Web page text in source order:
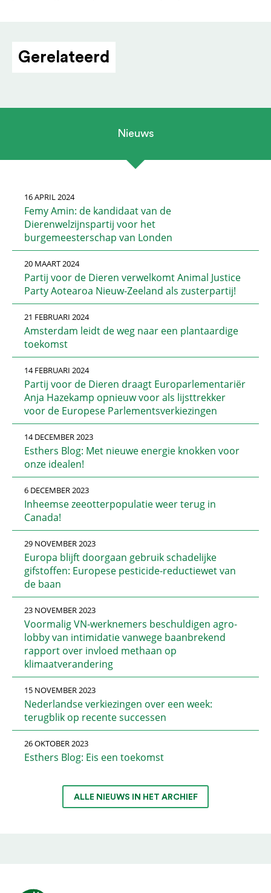
Gerelateerd
Nieuws
16 APRIL 2024
Femy Amin: de kandidaat van de
Dierenwelzijnspartij voor het
burgemeesterschap van Londen
20 MAART 2024
Partij voor de Dieren verwelkomt Animal Justice
Party Aotearoa Nieuw-Zeeland als zusterpartij!
21 FEBRUARI 2024
Amsterdam leidt de weg naar een plantaardige
toekomst
14 FEBRUARI 2024
Partij voor de Dieren draagt Europarlementariër
Anja Hazekamp opnieuw voor als lijsttrekker
voor de Europese Parlementsverkiezingen
14 DECEMBER 2023
Esthers Blog: Met nieuwe energie knokken voor
onze idealen!
6 DECEMBER 2023
Inheemse zeeotterpopulatie weer terug in
Canada!
29 NOVEMBER 2023
Europa blijft doorgaan gebruik schadelijke
gifstoffen: Europese pesticide-reductiewet van
de baan
23 NOVEMBER 2023
Voormalig VN-werknemers beschuldigen agro-
lobby van intimidatie vanwege baanbrekend
rapport over invloed methaan op
klimaatverandering
15 NOVEMBER 2023
Nederlandse verkiezingen over een week:
terugblik op recente successen
26 OKTOBER 2023
Esthers Blog: Eis een toekomst
ALLE NIEUWS IN HET ARCHIEF